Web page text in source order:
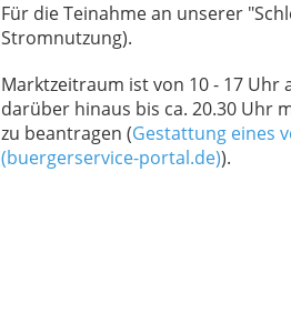
Für die Teinahme an unserer
Stromnutzung).
Marktzeitraum ist von 10 - 17 Uhr
darüber hinaus bis ca. 20.30 Uhr
zu beantragen (Gestattung eines
(buergerservice-portal.de)).